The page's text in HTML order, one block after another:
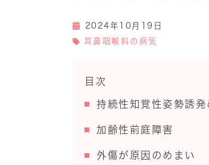
2024年10月19日
耳鼻咽喉科の病気
目次
持続性知覚性姿勢誘発
加齢性前庭障害
外傷が原因のめまい